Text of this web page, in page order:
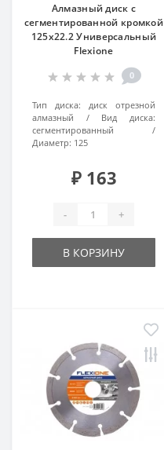
Алмазный диск с
сегментированной кромкой
125х22.2 Универсальный
Flexiоne
0
Тип диска:
диск отрезной
алмазный
Вид диска:
сегментированный
Диаметр: 125
₽ 163
- +
В КОРЗИНУ